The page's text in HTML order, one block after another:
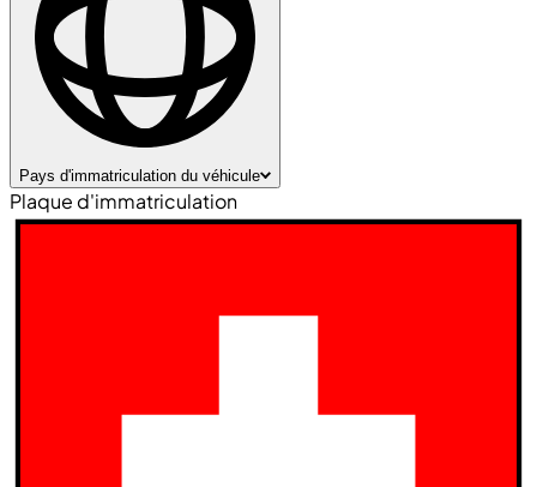
Pays d'immatriculation du véhicule
Plaque d'immatriculation